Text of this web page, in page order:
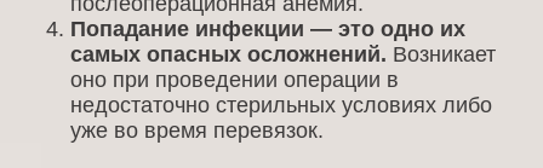
Попадание инфекции — это одно их
самых опасных осложнений. Возникает
оно при проведении операции в
недостаточно стерильных условиях либо
уже во время перевязок.